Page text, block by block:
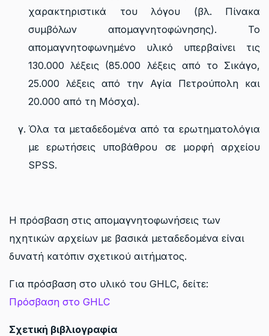
χαρακτηριστικά του λόγου (βλ. Πίνακα
συμβόλων απομαγνητοφώνησης). Το
απομαγνητοφωνημένο υλικό υπερβαίνει τις
130.000 λέξεις (85.000 λέξεις από το Σικάγο,
25.000 λέξεις από την Αγία Πετρούπολη και
20.000 από τη Μόσχα).
Όλα τα μεταδεδομένα από τα ερωτηματολόγια
με ερωτήσεις υποβάθρου σε μορφή αρχείου
SPSS.
Η πρόσβαση στις απομαγνητοφωνήσεις των
ηχητικών αρχείων με βασικά μεταδεδομένα είναι
δυνατή κατόπιν σχετικού αιτήματος.
Για πρόσβαση στο υλικό του GHLC, δείτε:
Πρόσβαση στο GHLC
Σχετική βιβλιογραφία